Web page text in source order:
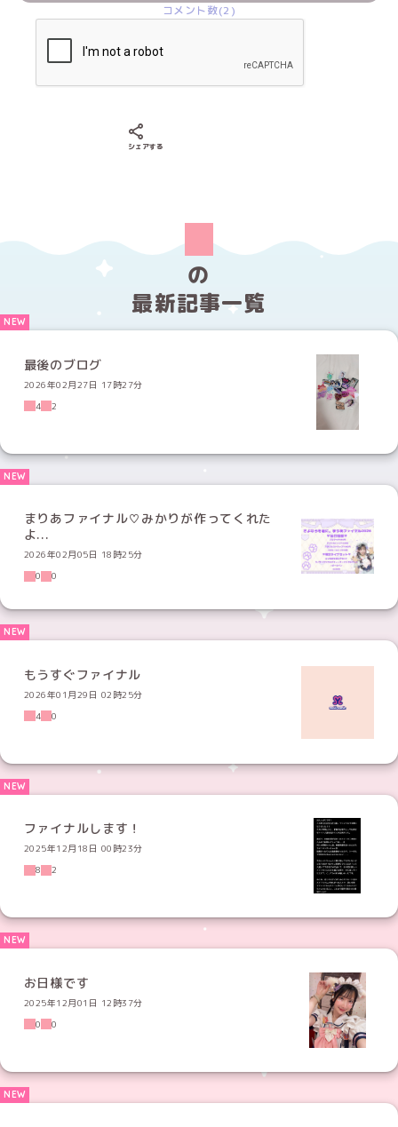
コメント数(2)
シェアする
の
最新記事一覧
最後のブログ
2026年02月27日 17時27分
4
2
まりあファイナル♡みかりが作ってくれた
よ...
2026年02月05日 18時25分
0
0
もうすぐファイナル
2026年01月29日 02時25分
4
0
ファイナルします！
2025年12月18日 00時23分
8
2
お日様です
2025年12月01日 12時37分
0
0